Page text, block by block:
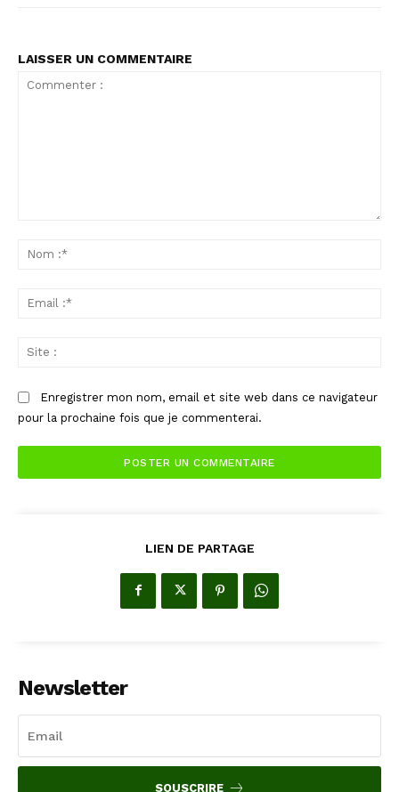
LAISSER UN COMMENTAIRE
Enregistrer mon nom, email et site web dans ce navigateur
pour la prochaine fois que je commenterai.
LIEN DE PARTAGE
Newsletter
SOUSCRIRE